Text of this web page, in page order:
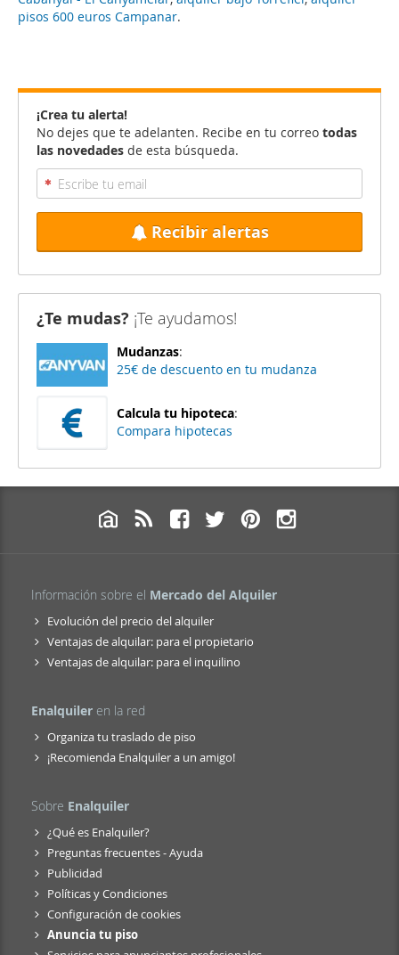
pisos 600 euros Campanar.
¡Crea tu alerta!
No dejes que te adelanten. Recibe en tu correo todas
las novedades de esta búsqueda.
Recibir alertas
¿Te mudas? ¡Te ayudamos!
Mudanzas:
25€ de descuento en tu mudanza
Calcula tu hipoteca:
Compara hipotecas
Información sobre el Mercado del Alquiler
Evolución del precio del alquiler
Ventajas de alquilar: para el propietario
Ventajas de alquilar: para el inquilino
Enalquiler en la red
Organiza tu traslado de piso
¡Recomienda Enalquiler a un amigo!
Sobre Enalquiler
¿Qué es Enalquiler?
Preguntas frecuentes - Ayuda
Publicidad
Políticas y Condiciones
Configuración de cookies
Anuncia tu piso